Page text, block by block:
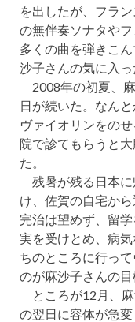
を出したが、フラ
の無伴奏ソナタやフ
多くの曲を弾きこ
沙子さんの気に入っ
2008年の初夏、
日が続いた。なん
ヴァイオリンをの
院で診てもらうと
た。
残暑が残る日本に
け、佐賀の自宅か
完治は望めず、留
実を受けとめ、病
ちのところに行っ
のが麻沙子さんの目
ところが12月、麻
の翌日に容体が急変